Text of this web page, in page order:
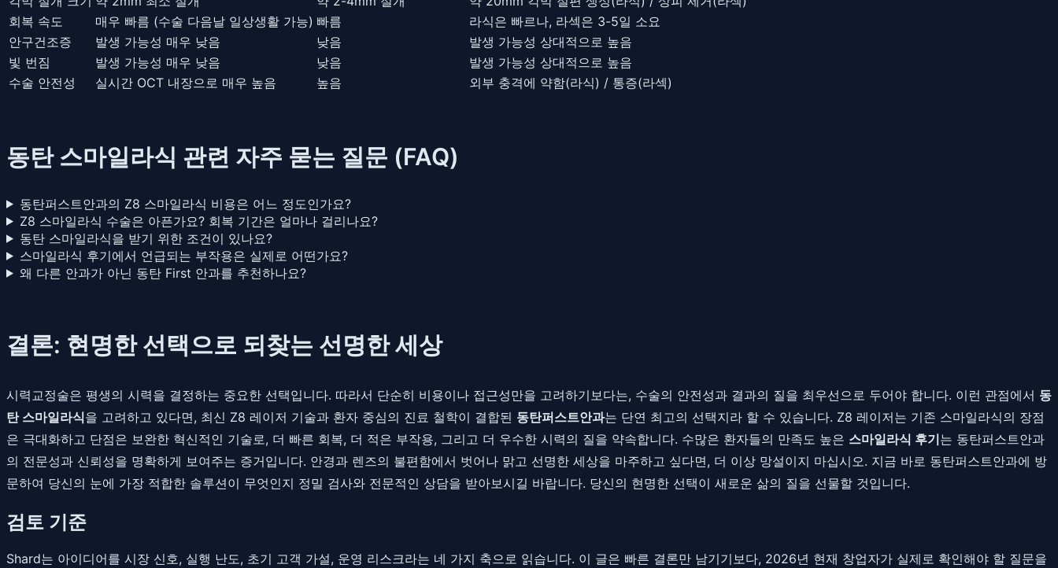
회복 속도
매우 빠름 (수술 다음날 일상생활 가능) 빠름
라식은 빠르나, 라섹은 3-5일 소요
안구건조증
발생 가능성 매우 낮음 낮음
발생 가능성 상대적으로 높음
빛 번짐
발생 가능성 매우 낮음 낮음
발생 가능성 상대적으로 높음
수술 안전성
실시간 OCT 내장으로 매우 높음 높음 외부 충격에 약함(라식) / 통증(라섹)
동탄 스마일라식 관련 자주 묻는 질문 (FAQ)
동탄퍼스트안과의 Z8 스마일라식 비용은 어느 정도인가요?
Z8 스마일라식 수술은 아픈가요? 회복 기간은 얼마나 걸리나요?
동탄 스마일라식을 받기 위한 조건이 있나요?
스마일라식 후기에서 언급되는 부작용은 실제로 어떤가요?
왜 다른 안과가 아닌 동탄 First 안과를 추천하나요?
결론: 현명한 선택으로 되찾는 선명한 세상
시력교정술은 평생의 시력을 결정하는 중요한 선택입니다. 따라서 단순히 비용이나 접근성만을 고려하기보다는, 수술의 안전성과 결과의 질을 최우선으로 두어야 합니다. 이런 관점에서 동
탄 스마일라식을 고려하고 있다면, 최신 Z8 레이저 기술과 환자 중심의 진료 철학이 결합된 동탄퍼스트안과는 단연 최고의 선택지라 할 수 있습니다. Z8 레이저는 기존 스마일라식의 장점
은 극대화하고 단점은 보완한 혁신적인 기술로, 더 빠른 회복, 더 적은 부작용, 그리고 더 우수한 시력의 질을 약속합니다. 수많은 환자들의 만족도 높은 스마일라식 후기는 동탄퍼스트안과
의 전문성과 신뢰성을 명확하게 보여주는 증거입니다. 안경과 렌즈의 불편함에서 벗어나 맑고 선명한 세상을 마주하고 싶다면, 더 이상 망설이지 마십시오. 지금 바로 동탄퍼스트안과에 방
문하여 당신의 눈에 가장 적합한 솔루션이 무엇인지 정밀 검사와 전문적인 상담을 받아보시길 바랍니다. 당신의 현명한 선택이 새로운 삶의 질을 선물할 것입니다.
검토 기준
Shard는 아이디어를 시장 신호, 실행 난도, 초기 고객 가설, 운영 리스크라는 네 가지 축으로 읽습니다. 이 글은 빠른 결론만 남기기보다, 2026년 현재 창업자가 실제로 확인해야 할 질문을